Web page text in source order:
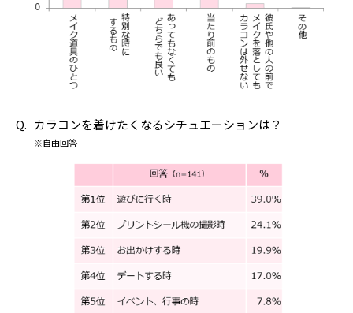
カラコンを着けたくなるシチュエーションは？
※自由回答